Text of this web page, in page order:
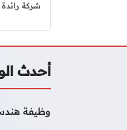
شركة رائدة
أحدث
وظيفة